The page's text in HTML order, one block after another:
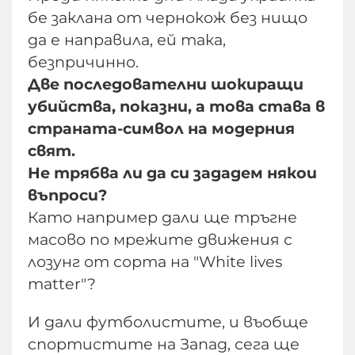
бе заклана от чернокож без нищо
да е направила, ей така,
безпричинно.
Две последователни шокиращи
убийства, показни, а това става в
страната-символ на модерния
свят.
Не трябва ли да си зададем някои
въпроси?
Като например дали ще тръгне
масово по мрежите движения с
лозунг от сорта на "White lives
matter"?
И дали футболистите, и въобще
спортистите на Запад, сега ще